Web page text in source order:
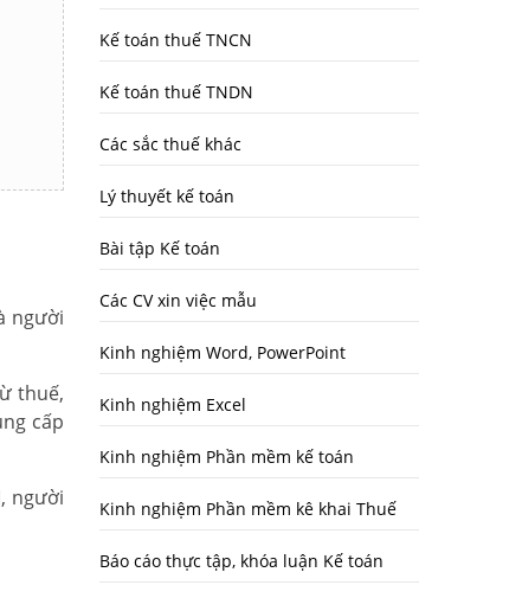
người
thuế,
cấp
người
Kế toán thuế TNCN
Kế toán thuế TNDN
Các sắc thuế khác
Lý thuyết kế toán
Bài tập Kế toán
Các CV xin việc mẫu
Kinh nghiệm Word, PowerPoint
Kinh nghiệm Excel
Kinh nghiệm Phần mềm kế toán
Kinh nghiệm Phần mềm kê khai Thuế
Báo cáo thực tập, khóa luận Kế toán